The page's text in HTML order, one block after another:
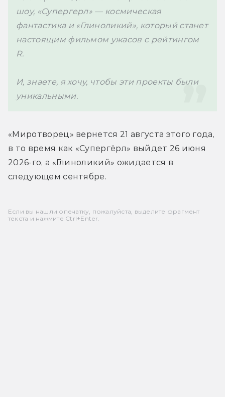
шоу, «Супергерл» — космическая
фантастика и «Глиноликий», который станет
настоящим фильмом ужасов с рейтингом
R.
И, знаете, я хочу, чтобы эти проекты были
уникальными.
«Миротворец» вернется 21 августа этого года,
в то время как «Супергёрл» выйдет 26 июня
2026-го, а «Глиноликий» ожидается в
следующем сентябре.
Если вы нашли опечатку, пожалуйста, выделите фрагмент
текста и нажмите Ctrl+Enter.